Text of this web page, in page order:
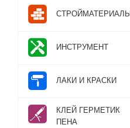
СТРОЙМАТЕРИАЛЫ
ИНСТРУМЕНТ
ЛАКИ И КРАСКИ
КЛЕЙ ГЕРМЕТИК
ПЕНА